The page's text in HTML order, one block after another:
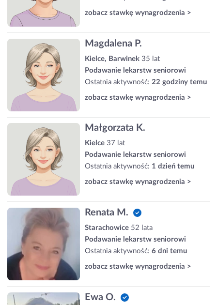
zobacz stawkę wynagrodzenia >
Magdalena P.
Kielce, Barwinek 35 lat
Podawanie lekarstw seniorowi
Ostatnia aktywność: 22 godziny temu
zobacz stawkę wynagrodzenia >
Małgorzata K.
Kielce 37 lat
Podawanie lekarstw seniorowi
Ostatnia aktywność: 1 dzień temu
zobacz stawkę wynagrodzenia >
Renata M.
Starachowice 52 lata
Podawanie lekarstw seniorowi
Ostatnia aktywność: 6 dni temu
zobacz stawkę wynagrodzenia >
Ewa O.